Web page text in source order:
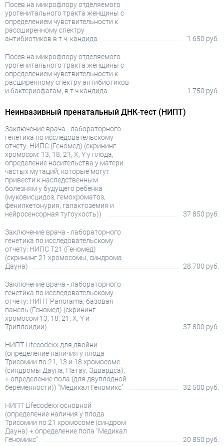
Посев на микрофлору отделяемого
урогенитального тракта женщины с
определением чувствительности к
рассширенному спектру
антибиотиков в т.ч. кандида
1 650 руб.
Посев на микрофлору отделяемого
урогенитального тракта женщины с
определением чувствительности к
расширенному спектру антибиотиков
и бактериофагам, в т.ч кандида
1 750 руб.
Неинвазивный пренатальный ДНК-тест (НИПТ)
Заключение врача - лабораторного
генетика по исследовательскому
отчету: НИПС (Геномед) (скрининг
хромосом: 13, 18, 21, X, Y у плода,
определение носительства у матери
частых мутаций, которые могут
привести к наследственным
болезням у будущего ребенка
(муковисцидоз, гемохроматоз,
фенилкетонурия, галактоземия и
нейросенсорная тугоухость))
37 850 руб.
Заключение врача - лабораторного
генетика по исследовательскому
отчету: НИПС Т21 (Геномед)
(скрининг 21 хромосомы, синдрома
Дауна)
28 700 руб.
Заключение врача - лабораторного
генетика по исследовательскому
отчету: НИПТ Panorama, базовая
панель (Геномед) (скрининг
хромосом 13, 18, 21, X, Y и
Триплоидии)
37 800 руб.
НИПТ Lifecodexx для двойни
(определение наличия у плода
Трисомии по 21, 13 и 18 хромосоме
(синдромы Дауна, Патау, Эдвардса),
+ определение пола (для двуплодной
беременности)) "Медикал Геномикс"
32 500 руб.
НИПТ Lifecodexx основной
(определение наличия у плода
Трисомии по 21 хромосоме (синдром
Дауна) + определение пола "Медикал
Геномикс"
20 850 руб.